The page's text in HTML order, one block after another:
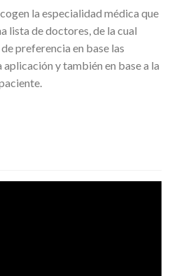
la especialidad médica que
lista de doctores, de la cual
preferencia en base las
y también en base a la